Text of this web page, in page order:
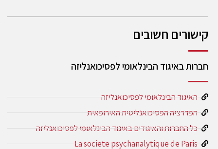
קישורים חשובים
חברות באיגוד הבינלאומי לפסיכואנליזה
האיגוד הבינלאומי לפסיכואנליזה
הפדרציה הפסיכואנליטית האירופאית
כל החברות והאיגודים באיגוד הבינלאומי לפסיכואנליזה
La societe psychanalytique de Paris